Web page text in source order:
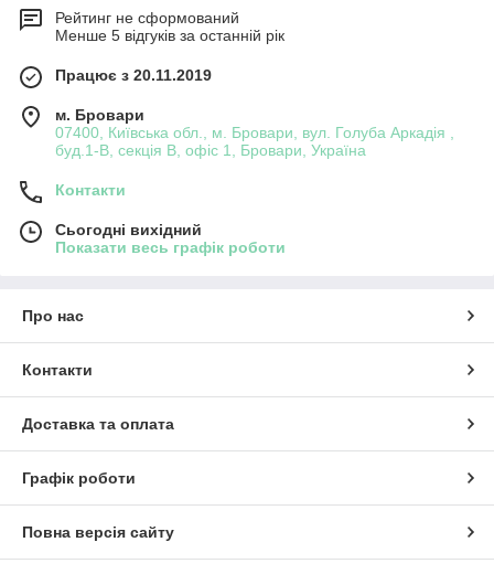
Рейтинг не сформований
Менше 5 відгуків за останній рік
Працює з 20.11.2019
м. Бровари
07400, Київська обл., м. Бровари, вул. Голуба Аркадія ,
буд.1-В, секція В, офіс 1, Бровари, Україна
Контакти
Сьогодні вихідний
Показати весь графік роботи
Про нас
Контакти
Доставка та оплата
Графік роботи
Повна версія сайту